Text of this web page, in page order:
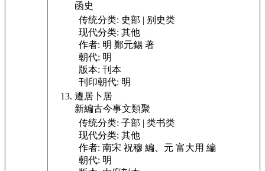
函史
传统分类: 史部 | 别史类
现代分类: 其他
作者: 明 鄭元錫 著
朝代: 明
版本: 刊本
刊印朝代: 明
遷居卜居
新編古今事文類聚
传统分类: 子部 | 类书类
现代分类: 其他
作者: 南宋 祝穆 編、元 富大用 編
朝代: 明